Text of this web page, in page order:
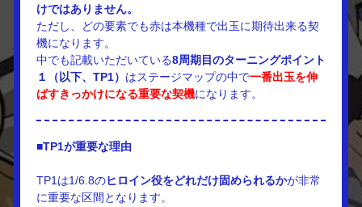
けではありません。
ただし、どの要素でも赤は本機種で出玉に期待出来る契
機になります。
中でも記載いただいている8周期目のターニングポイント
１（以下、TP1） はステージマップの中で一番出玉を伸
ばすきっかけになる重要な契機になります。
■TP1が重要な理由
TP1は1/6.8のヒロイン役をどれだけ固められるかが非常
に重要な区間となります。